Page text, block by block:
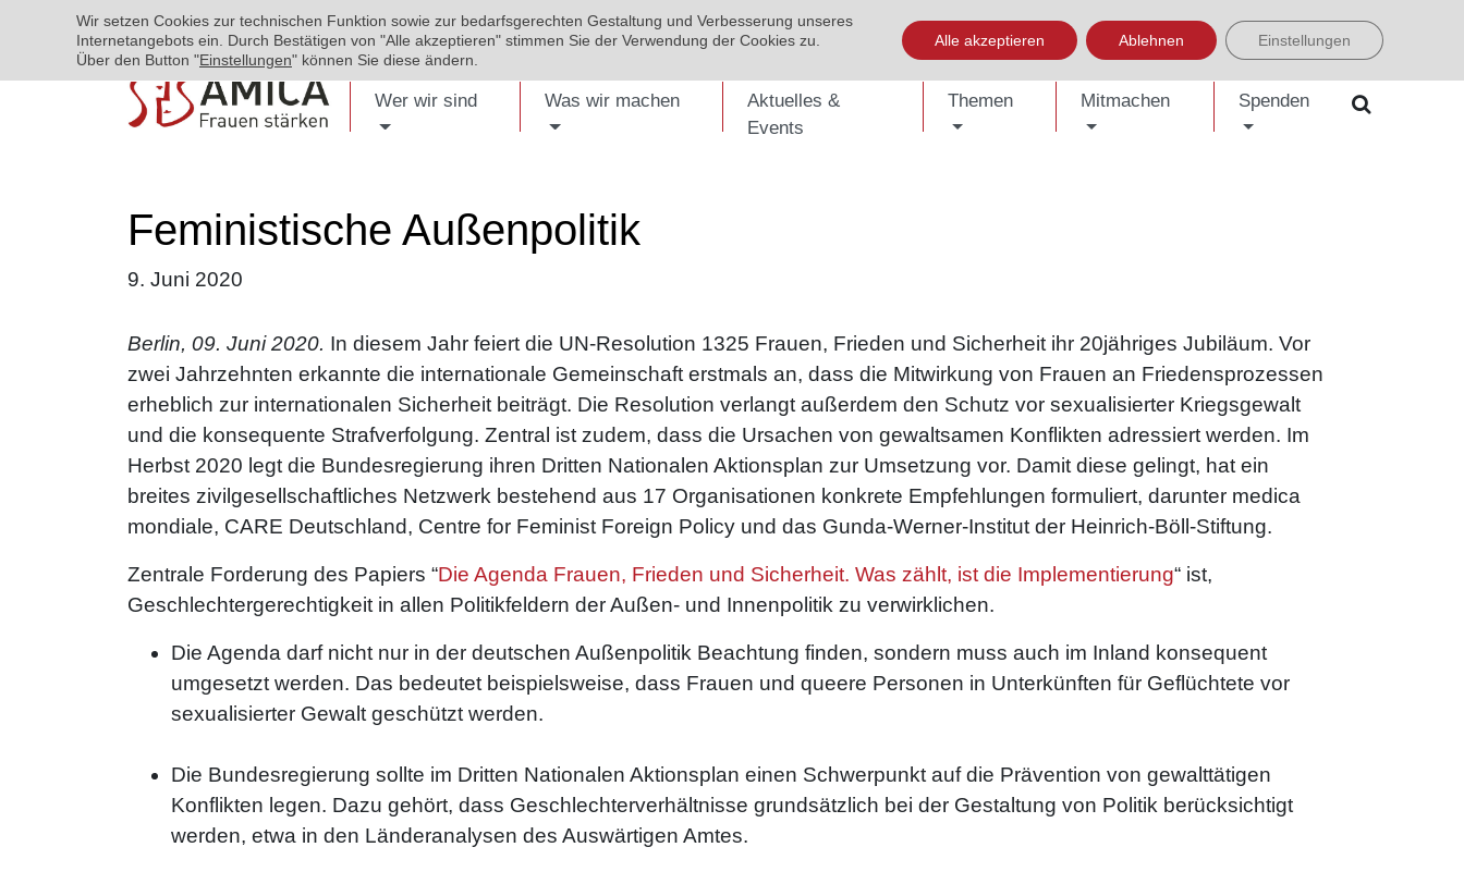
EVENTS PUBLIKATIONEN KONTAKT SHOP ENGLISH العربية УКРАЇНСЬКА BOSANSKI EINFACHE SPRACHE
Wer wir sind Was wir machen
Aktuelles &
Events
Themen Mitmachen Spenden
Feministische Außenpolitik
9. Juni 2020
Berlin, 09. Juni 2020. In diesem Jahr feiert die UN-Resolution 1325 Frauen, Frieden und Sicherheit ihr 20jähriges Jubiläum. Vor
zwei Jahrzehnten erkannte die internationale Gemeinschaft erstmals an, dass die Mitwirkung von Frauen an Friedensprozessen
erheblich zur internationalen Sicherheit beiträgt. Die Resolution verlangt außerdem den Schutz vor sexualisierter Kriegsgewalt
und die konsequente Strafverfolgung. Zentral ist zudem, dass die Ursachen von gewaltsamen Konflikten adressiert werden. Im
Herbst 2020 legt die Bundesregierung ihren Dritten Nationalen Aktionsplan zur Umsetzung vor. Damit diese gelingt, hat ein
breites zivilgesellschaftliches Netzwerk bestehend aus 17 Organisationen konkrete Empfehlungen formuliert, darunter medica
mondiale, CARE Deutschland, Centre for Feminist Foreign Policy und das Gunda-Werner-Institut der Heinrich-Böll-Stiftung.
Zentrale Forderung des Papiers “Die Agenda Frauen, Frieden und Sicherheit. Was zählt, ist die Implementierung“ ist,
Geschlechtergerechtigkeit in allen Politikfeldern der Außen- und Innenpolitik zu verwirklichen.
Die Agenda darf nicht nur in der deutschen Außenpolitik Beachtung finden, sondern muss auch im Inland konsequent
umgesetzt werden. Das bedeutet beispielsweise, dass Frauen und queere Personen in Unterkünften für Geflüchtete vor
sexualisierter Gewalt geschützt werden.
Die Bundesregierung sollte im Dritten Nationalen Aktionsplan einen Schwerpunkt auf die Prävention von gewalttätigen
Konflikten legen. Dazu gehört, dass Geschlechterverhältnisse grundsätzlich bei der Gestaltung von Politik berücksichtigt
werden, etwa in den Länderanalysen des Auswärtigen Amtes.
Wir setzen Cookies zur technischen Funktion sowie zur bedarfsgerechten Gestaltung und Verbesserung unseres
Internetangebots ein. Durch Bestätigen von "Alle akzeptieren" stimmen Sie der Verwendung der Cookies zu.
Über den Button "Einstellungen" können Sie diese ändern.
Alle akzeptieren Ablehnen Einstellungen